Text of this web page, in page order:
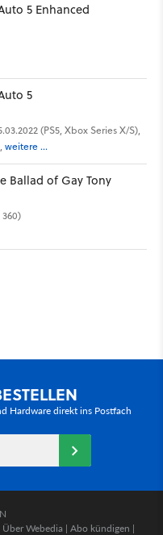
5 Enhanced
5
(PS5, Xbox Series X/S),
weitere ...
Ballad of Gay Tony
Hardware direkt ins Postfach
Über Webedia | Abo kündigen |